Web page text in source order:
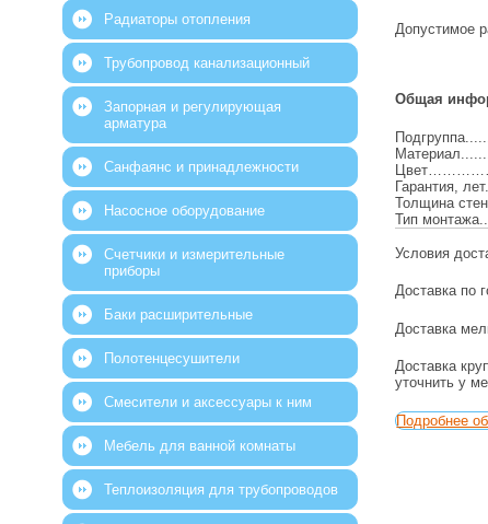
Допустимое
Общая
Гарантия,
Толщина
Тип
Условия
Доставка по
Доставка
Доставка
уточнить у
Подробнее
Радиаторы отопления
Трубопровод канализационный
Запорная и регулирующая
арматура
Санфаянс и принадлежности
Насосное оборудование
Счетчики и измерительные
приборы
Баки расширительные
Полотенцесушители
Смесители и аксессуары к ним
Мебель для ванной комнаты
Теплоизоляция для трубопроводов